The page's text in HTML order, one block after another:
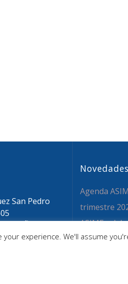
San Pedro
Novedades
Agenda
trimestre
ASIME
una nueva
experience. We'll assume